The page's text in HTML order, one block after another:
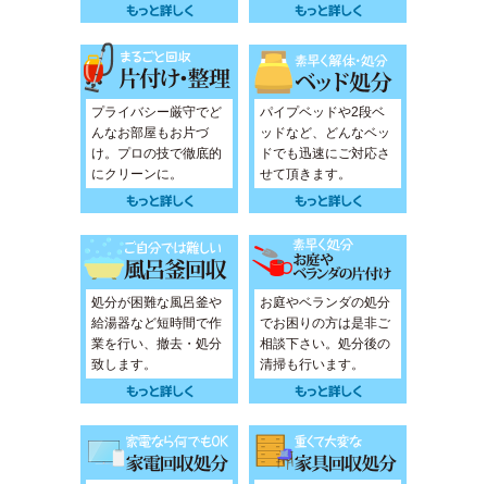
プライバシー厳守でど
んなお部屋もお片づ
け。プロの技で徹底的
にクリーンに。
パイプベッドや2段ベ
ッドなど、どんなベッ
ドでも迅速にご対応さ
せて頂きます。
処分が困難な風呂釜や
給湯器など短時間で作
業を行い、撤去・処分
致します。
お庭やベランダの処分
でお困りの方は是非ご
相談下さい。処分後の
清掃も行います。